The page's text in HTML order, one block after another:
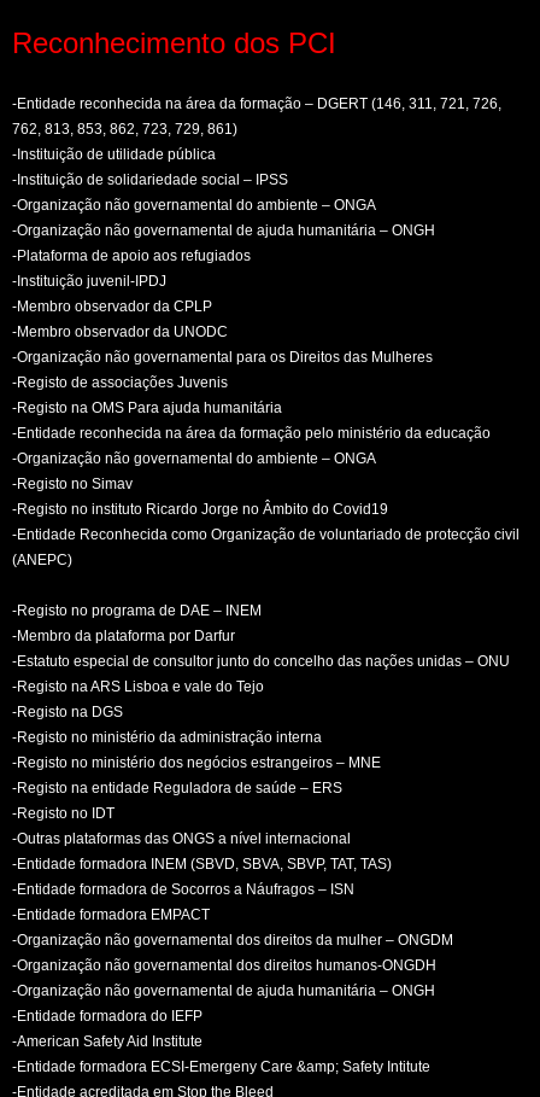
Reconhecimento dos PCI
-Entidade reconhecida na área da formação – DGERT (146, 311, 721, 726,
762, 813, 853, 862, 723, 729, 861)
-Instituição de utilidade pública
-Instituição de solidariedade social – IPSS
-Organização não governamental do ambiente – ONGA
-Organização não governamental de ajuda humanitária – ONGH
-Plataforma de apoio aos refugiados
-Instituição juvenil-IPDJ
-Membro observador da CPLP
-Membro observador da UNODC
-Organização não governamental para os Direitos das Mulheres
-Registo de associações Juvenis
-Registo na OMS Para ajuda humanitária
-Entidade reconhecida na área da formação pelo ministério da educação
-Organização não governamental do ambiente – ONGA
-Registo no Simav
-Registo no instituto Ricardo Jorge no Âmbito do Covid19
-Entidade Reconhecida como Organização de voluntariado de protecção civil
(ANEPC)
-Registo no programa de DAE – INEM
-Membro da plataforma por Darfur
-Estatuto especial de consultor junto do concelho das nações unidas – ONU
-Registo na ARS Lisboa e vale do Tejo
-Registo na DGS
-Registo no ministério da administração interna
-Registo no ministério dos negócios estrangeiros – MNE
-Registo na entidade Reguladora de saúde – ERS
-Registo no IDT
-Outras plataformas das ONGS a nível internacional
-Entidade formadora INEM (SBVD, SBVA, SBVP, TAT, TAS)
-Entidade formadora de Socorros a Náufragos – ISN
-Entidade formadora EMPACT
-Organização não governamental dos direitos da mulher – ONGDM
-Organização não governamental dos direitos humanos-ONGDH
-Organização não governamental de ajuda humanitária – ONGH
-Entidade formadora do IEFP
-American Safety Aid Institute
-Entidade formadora ECSI-Emergeny Care &amp; Safety Intitute
-Entidade acreditada em Stop the Bleed